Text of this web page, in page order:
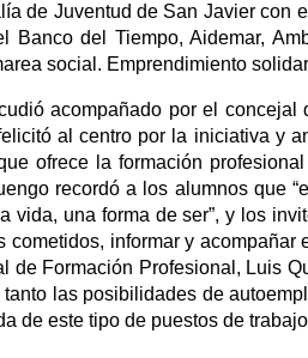
de Juventud de San Javier con
Banco del Tiempo, Aidemar,
social. Emprendimiento
acompañado por el concejal
al centro por la iniciativa y
ofrece la formación
recordó a los alumnos que
vida, una forma de ser”, y los
cometidos, informar y
de Formación Profesional, Luis
las posibilidades de
de este tipo de puestos de